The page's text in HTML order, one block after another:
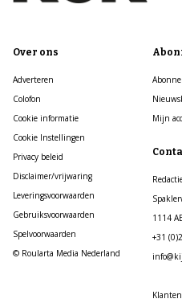
Over ons
Adverteren
Colofon
Cookie informatie
Cookie Instellingen
Privacy beleid
Disclaimer/vrijwaring
Leveringsvoorwaarden
Gebruiksvoorwaarden
Spelvoorwaarden
© Roularta Media Nederland
Mijn
1114
+31